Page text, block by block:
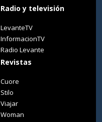
Radio y televisión
LevanteTV
InformacionTV
Radio Levante
Revistas
Cuore
Stilo
Viajar
Woman